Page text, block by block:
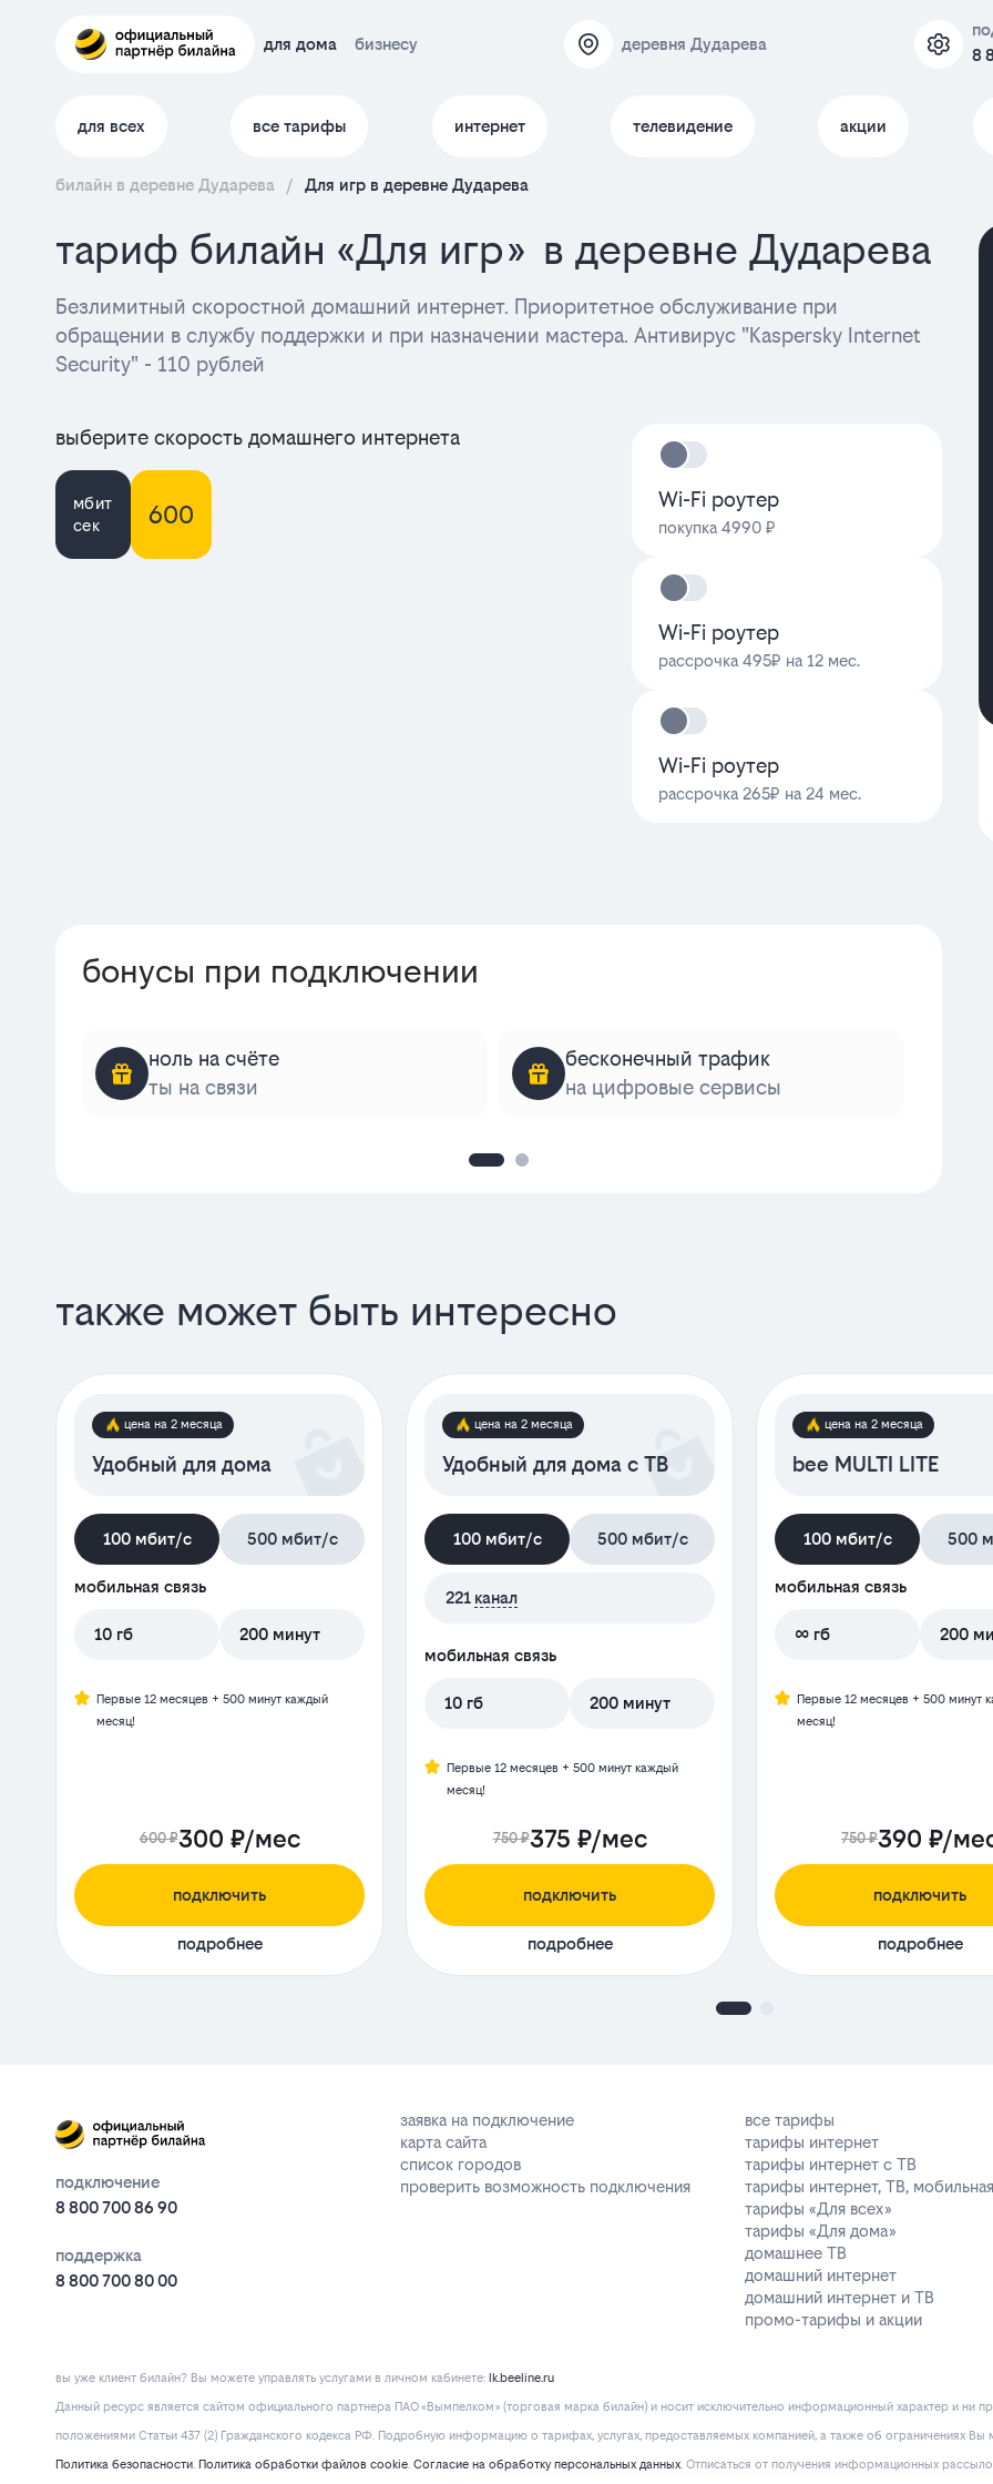
для дома бизнесу деревня Дударева
8
для всех все тарифы интернет телевидение акции
билайн в деревне Дударева / Для игр в деревне Дударева
тариф билайн «Для игр» в деревне Дударева
Безлимитный скоростной домашний интернет. Приоритетное обслуживание при
обращении в службу поддержки и при назначении мастера. Антивирус "Kaspersky Internet
Security" - 110 рублей
выберите скорость домашнего интернета
мбит
сек
600
Wi-Fi роутер
покупка 4990 ₽
Wi-Fi роутер
рассрочка 495₽ на 12 мес.
Wi-Fi роутер
рассрочка 265₽ на 24 мес.
бонусы при подключении
ноль на счёте
ты на связи
бесконечный трафик
на цифровые сервисы
также может быть интересно
цена на 2 месяца
Удобный для дома
100 мбит/с 500 мбит/с
мобильная связь
10 гб 200 минут
Первые 12 месяцев + 500 минут каждый
месяц!
600 ₽300 ₽/мес
подключить
подробнее
цена на 2 месяца
Удобный для дома с ТВ
100 мбит/с 500 мбит/с
221 канал
мобильная связь
10 гб 200 минут
Первые 12 месяцев + 500 минут каждый
месяц!
750 ₽375 ₽/мес
подключить
подробнее
цена на 2 месяца
bee MULTI LITE
100 мбит/с 500
мобильная связь
∞ гб 200
Первые 12 месяцев + 500 минут
месяц!
750 ₽390 ₽/
подключить
подробнее
подключение
8 800 700 86 90
поддержка
8 800 700 80 00
заявка на подключение
карта сайта
список городов
проверить возможность подключения
все тарифы
тарифы интернет
тарифы интернет с ТВ
тарифы интернет, ТВ,
тарифы «Для всех»
тарифы «Для дома»
домашнее ТВ
домашний интернет
домашний интернет и ТВ
промо-тарифы и акции
вы уже клиент билайн? Вы можете управлять услугами в личнoм кaбинeтe:
lk.beeline.ru
Данный ресурс является сайтом официального партнера ПАО «Вымпелком» (торговая марка билайн) и носит исключительно информационный характер и ни
положениями Статьи 437 (2) Гражданского кодекса РФ. Подробную информацию о тарифах, услугах, предоставляемых компанией, а также об ограничениях Вы
Политика безопасности. Политика обработки файлов cookie. Согласие на обработку персональных данных. Отписаться от получения информационных